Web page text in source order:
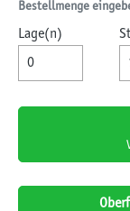
Bestellmenge
Lage(n)